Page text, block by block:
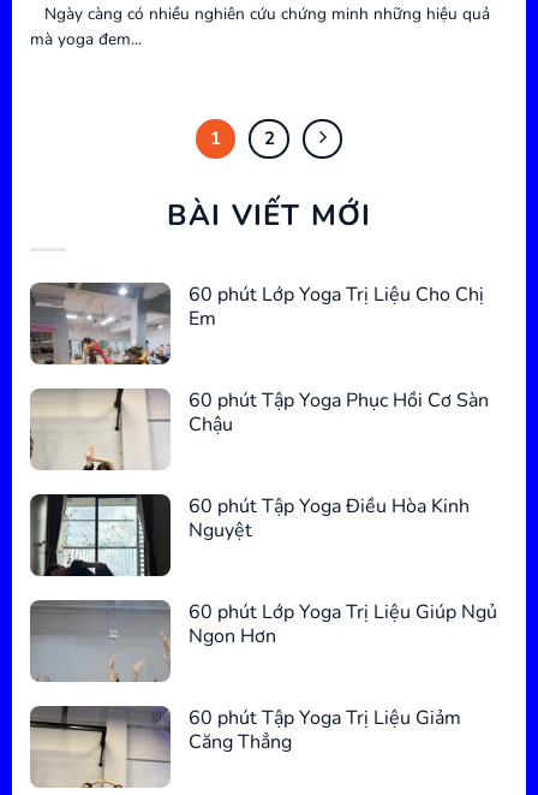
Ngày càng có nhiều nghiên cứu chứng minh những hiệu quả
mà yoga đem...
1 2
BÀI VIẾT MỚI
60 phút Lớp Yoga Trị Liệu Cho Chị
Em
60 phút Tập Yoga Phục Hồi Cơ Sàn
Chậu
60 phút Tập Yoga Điều Hòa Kinh
Nguyệt
60 phút Lớp Yoga Trị Liệu Giúp Ngủ
Ngon Hơn
60 phút Tập Yoga Trị Liệu Giảm
Căng Thẳng